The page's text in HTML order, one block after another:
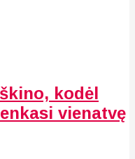
kodėl
vienatvę